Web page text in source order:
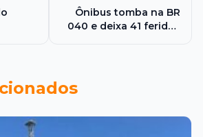
Ônibus tomba na BR
040 e deixa 41 feridos